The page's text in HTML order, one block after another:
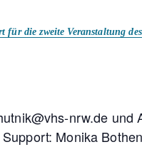
die zweite Veranstaltung
nrw.de und
Monika